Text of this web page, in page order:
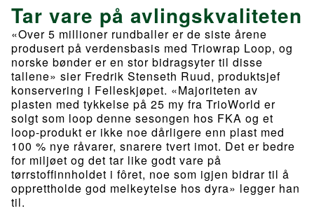
Tar vare på avlingskvaliteten
«Over 5 millioner rundballer er de siste årene
produsert på verdensbasis med Triowrap Loop, og
norske bønder er en stor bidragsyter til disse
tallene» sier Fredrik Stenseth Ruud, produktsjef
konservering i Felleskjøpet. «Majoriteten av
plasten med tykkelse på 25 my fra TrioWorld er
solgt som loop denne sesongen hos FKA og et
loop-produkt er ikke noe dårligere enn plast med
100 % nye råvarer, snarere tvert imot. Det er bedre
for miljøet og det tar like godt vare på
tørrstoffinnholdet i fôret, noe som igjen bidrar til å
opprettholde god melkeytelse hos dyra» legger han
til.